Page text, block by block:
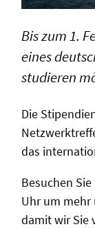
Bis zum 1.
eines
studieren
Die
das
Besuchen
Uhr um mehr
damit wir Sie